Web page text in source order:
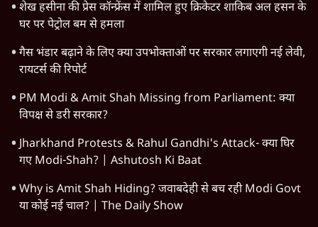
शेख हसीना की प्रेस कॉन्फ्रेंस में शामिल हुए क्रिकेटर शाकिब अल हसन के
घर पर पेट्रोल बम से हमला
गैस भंडार बढ़ाने के लिए क्या उपभोक्ताओं पर सरकार लगाएगी नई लेवी,
रायटर्स की रिपोर्ट
PM Modi & Amit Shah Missing from Parliament: क्या
विपक्ष से डरी सरकार?
Jharkhand Protests & Rahul Gandhi's Attack- क्या घिर
गए Modi-Shah? | Ashutosh Ki Baat
Why is Amit Shah Hiding? जवाबदेही से बच रही Modi Govt
या कोई नई चाल? | The Daily Show